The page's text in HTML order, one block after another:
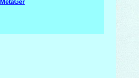
MetaGer